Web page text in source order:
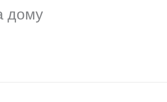
дому